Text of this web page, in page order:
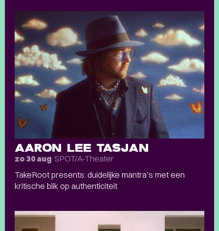
AARON LEE TASJAN
zo 30 aug SPOT/A-Theater
TakeRoot presents: duidelijke mantra’s met een
kritische blik op authenticiteit